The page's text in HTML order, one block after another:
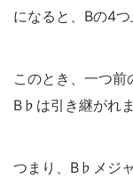
になると、Bの4
このとき、一つ前
B♭は引き継がれま
つまり、B♭メジ